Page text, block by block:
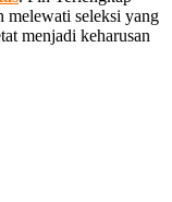
melewati seleksi yang
menjadi keharusan